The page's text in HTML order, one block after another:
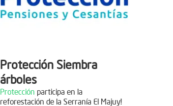
Protección Siembra
árboles
Protección participa en la
reforestación de la Serranía El Majuy!